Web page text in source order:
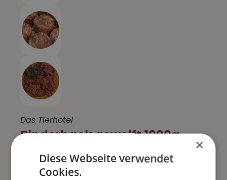
Das Tierhotel
Rinderhack gewolft 1000g
Portionsware
Artikelnr. 7022
×
Diese Webseite verwendet
Cookies.